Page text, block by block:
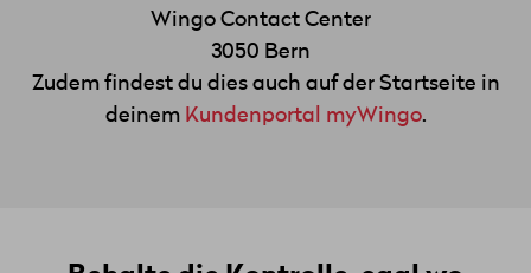
Wingo Contact Center
3050 Bern
Zudem findest du dies auch auf der Startseite in
deinem Kundenportal myWingo.